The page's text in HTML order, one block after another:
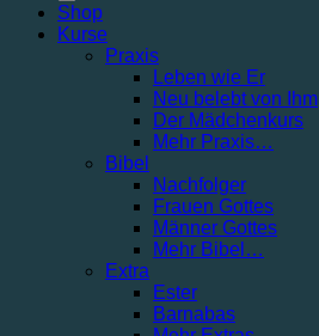
Shop
Kurse
Praxis
Leben wie Er
Neu belebt von Ihm
Der Mädchenkurs
Mehr Praxis…
Bibel
Nachfolger
Frauen Gottes
Männer Gottes
Mehr Bibel…
Extra
Ester
Barnabas